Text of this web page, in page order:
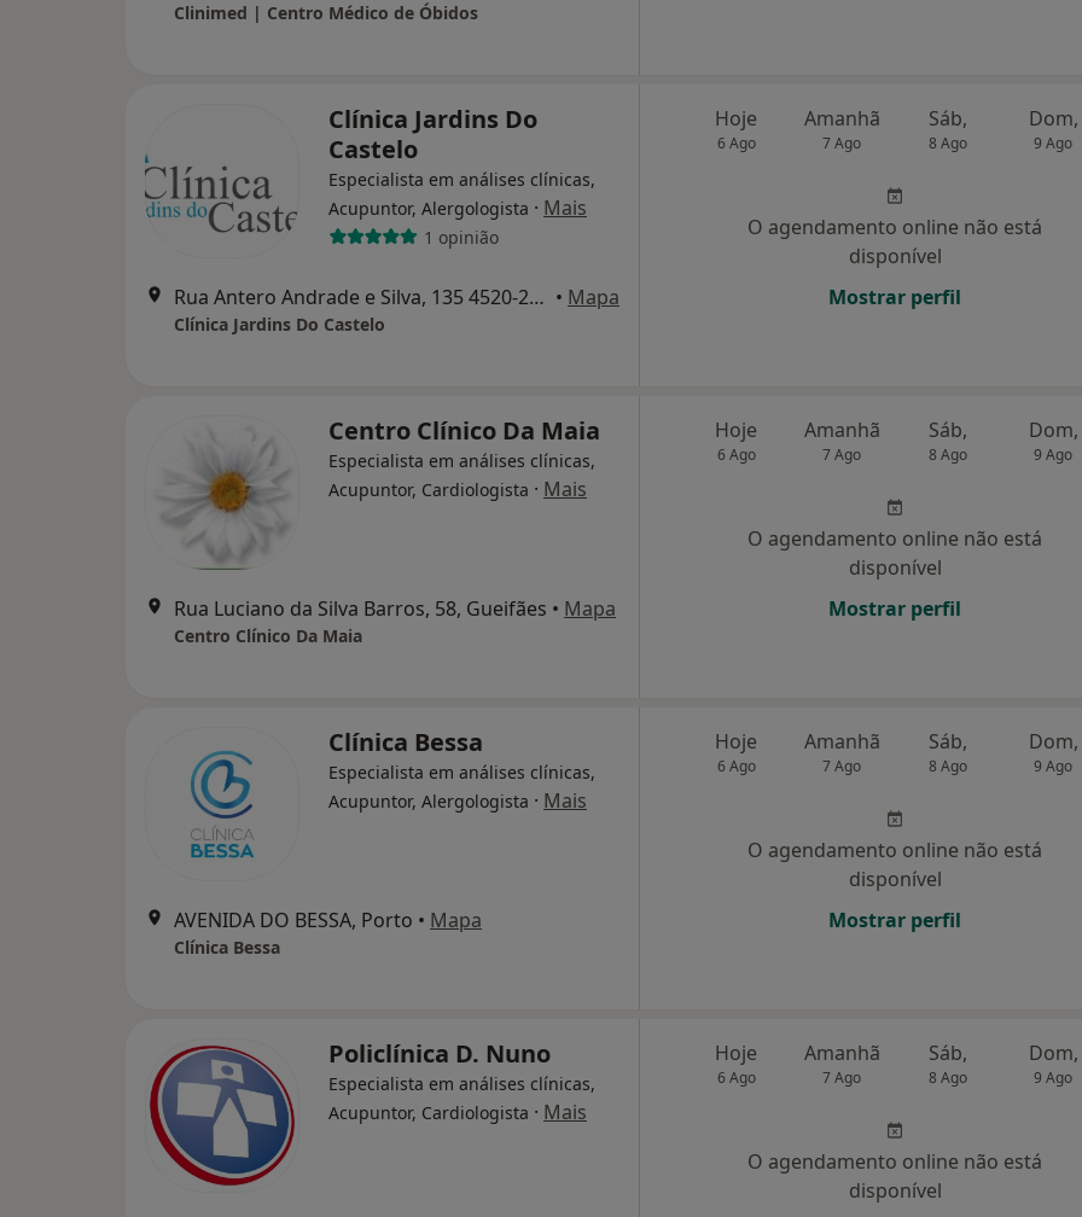
Clinimed | Centro Médico de Óbidos
Clínica Jardins Do
Castelo
Especialista em análises clínicas,
Acupuntor, Alergologista · Mais
1 opinião
Rua Antero Andrade e Silva, 135 4520-290 Feira, Santa Maria da Feira • Mapa
Clínica Jardins Do Castelo
Hoje
6 Ago
Amanhã
7 Ago
Sáb,
8 Ago
Dom,
9 Ago
O agendamento online não está
disponível
Mostrar perfil
Centro Clínico Da Maia
Especialista em análises clínicas,
Acupuntor, Cardiologista · Mais
Rua Luciano da Silva Barros, 58, Gueifães • Mapa
Centro Clínico Da Maia
Hoje
6 Ago
Amanhã
7 Ago
Sáb,
8 Ago
Dom,
9 Ago
O agendamento online não está
disponível
Mostrar perfil
Clínica Bessa
Especialista em análises clínicas,
Acupuntor, Alergologista · Mais
AVENIDA DO BESSA, Porto • Mapa
Clínica Bessa
Hoje
6 Ago
Amanhã
7 Ago
Sáb,
8 Ago
Dom,
9 Ago
O agendamento online não está
disponível
Mostrar perfil
Policlínica D. Nuno
Especialista em análises clínicas,
Acupuntor, Cardiologista · Mais
Hoje
6 Ago
Amanhã
7 Ago
Sáb,
8 Ago
Dom,
9 Ago
O agendamento online não está
disponível